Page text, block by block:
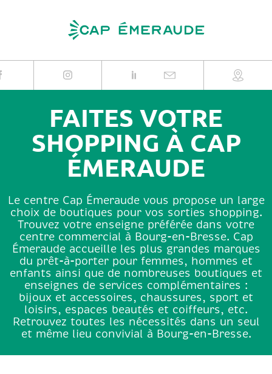
FAITES VOTRE
SHOPPING À CAP
ÉMERAUDE
Le centre Cap Émeraude vous propose un large
choix de boutiques pour vos sorties shopping.
Trouvez votre enseigne préférée dans votre
centre commercial à Bourg-en-Bresse. Cap
Émeraude accueille les plus grandes marques
du prêt-à-porter pour femmes, hommes et
enfants ainsi que de nombreuses boutiques et
enseignes de services complémentaires :
bijoux et accessoires, chaussures, sport et
loisirs, espaces beautés et coiffeurs, etc.
Retrouvez toutes les nécessités dans un seul
et même lieu convivial à Bourg-en-Bresse.